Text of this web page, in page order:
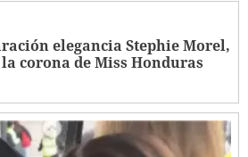
elegancia Stephie Morel,
corona de Miss Honduras